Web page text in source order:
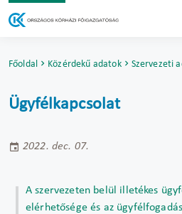
Főoldal Közérdekű adatok Szervezeti
Ügyfélkapcsolat
2022. dec. 07.
A szervezeten belül illetékes
elérhetősége és az